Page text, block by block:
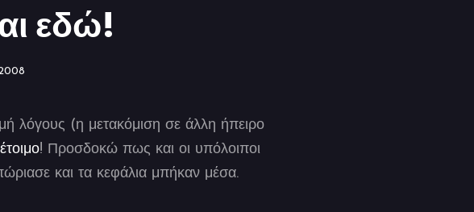
εδώ!
λόγους (η μετακόμιση σε άλλη ήπειρο
! Προσδοκώ πως και οι υπόλοιποι
και τα κεφάλια μπήκαν μέσα.